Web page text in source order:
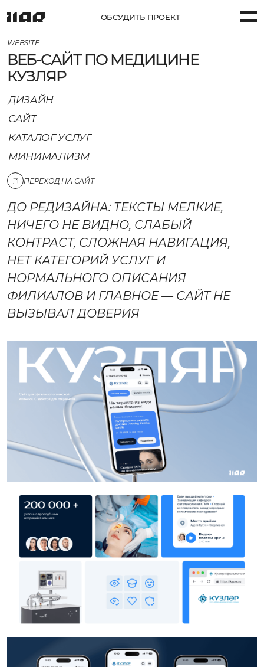
ОБСУДИТЬ ПРОЕКТ
WEBSITE
ВЕБ-САЙТ ПО МЕДИЦИНЕ
КУЗЛЯР
ПЕРЕХОД НА САЙТ
ДО РЕДИЗАЙНА: ТЕКСТЫ МЕЛКИЕ,
НИЧЕГО НЕ ВИДНО, СЛАБЫЙ
КОНТРАСТ, СЛОЖНАЯ НАВИГАЦИЯ,
НЕТ КАТЕГОРИЙ УСЛУГ И
НОРМАЛЬНОГО ОПИСАНИЯ
ФИЛИАЛОВ И ГЛАВНОЕ — САЙТ НЕ
ВЫЗЫВАЛ ДОВЕРИЯ
ДИЗАЙН
САЙТ
КАТАЛОГ УСЛУГ
МИНИМАЛИЗМ
ПРОЕКТЫ (58)
УСЛУГИ
КОМПАНИЯ
КОНТАКТЫ